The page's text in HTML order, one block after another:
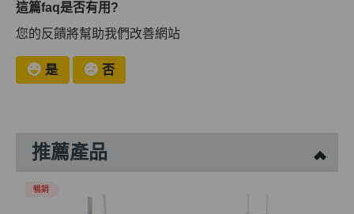
這篇faq是否有用?
您的反饋將幫助我們改善網站
是 否
推薦產品
暢銷